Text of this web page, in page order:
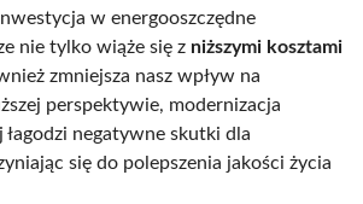
w energooszczędne
nie tylko wiąże się z niższymi kosztami
zmniejsza nasz wpływ na
perspektywie, modernizacja
negatywne skutki dla
się do polepszenia jakości życia